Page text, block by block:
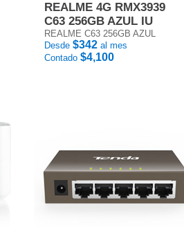
REALME 4G RMX3939
C63 256GB AZUL IU
REALME C63 256GB AZUL
Desde $342 al mes
Contado $4,100